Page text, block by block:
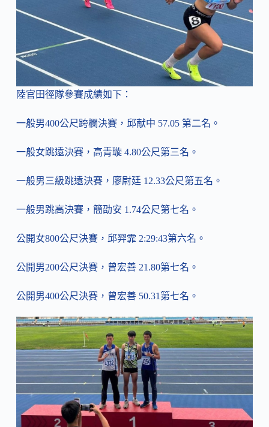
陸官田徑隊參賽成績如下：
一般男400公尺跨欄決賽，邱献中 57.05 第二名。
一般女跳遠決賽，高青璇 4.80公尺第三名。
一般男三級跳遠決賽，廖尉廷 12.33公尺第五名。
一般男跳高決賽，簡劭安 1.74公尺第七名。
公開女800公尺決賽，邱羿霏 2:29:43第六名。
公開男200公尺決賽，曾宏善 21.80第七名。
公開男400公尺決賽，曾宏善 50.31第七名。